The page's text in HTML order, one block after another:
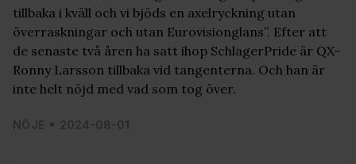
tillbaka i kväll och vi bjöds en axelryckning utan
överraskningar och utan Eurovisionglans”. Efter att
de senaste två åren ha satt ihop SchlagerPride är QX-
Ronny Larsson tillbaka vid tangenterna. Och han är
inte helt nöjd med vad som tog över.
NÖJE 2024-08-01